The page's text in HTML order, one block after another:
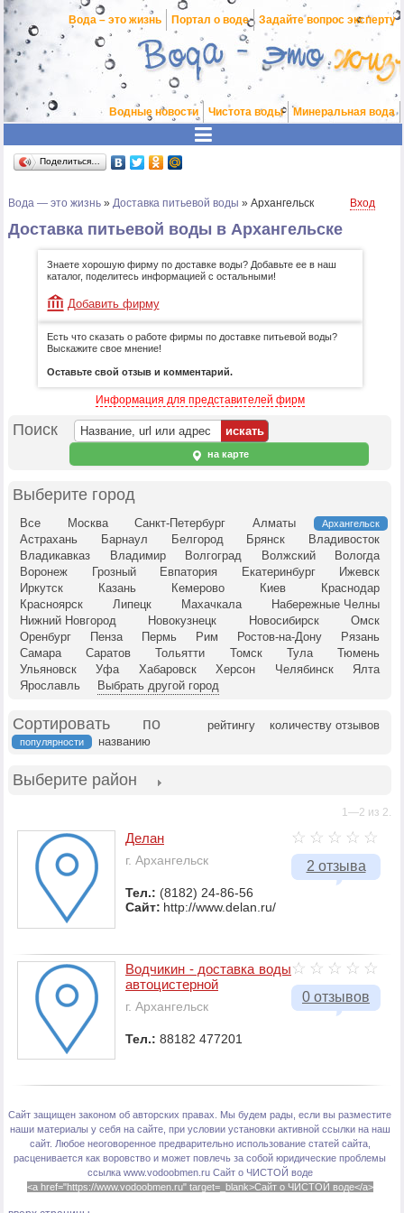
Вода – это жизнь Портал о воде Задайте вопрос эксперту
Водные новости Чистота воды Минеральная вода
Поделиться…
Вода — это жизнь » Доставка питьевой воды » Архангельск Вход
Доставка питьевой воды в Архангельске
Знаете хорошую фирму по доставке воды? Добавьте ее в наш
каталог, поделитесь информацией с остальными!
Добавить фирму
Есть что сказать о работе фирмы по доставке питьевой воды?
Выскажите свое мнение!
Оставьте свой отзыв и комментарий.
Информация для представителей фирм
Поиск
на карте
Выберите город
Все Москва Санкт-Петербург Алматы Архангельск
Астрахань Барнаул Белгород Брянск
Владивосток
Владикавказ
Владимир Волгоград Волжский
Вологда
Воронеж
Грозный Евпатория Екатеринбург
Ижевск
Иркутск
Казань Кемерово Киев
Краснодар
Красноярск
Липецк Махачкала
Набережные Челны
Нижний Новгород
Новокузнецк Новосибирск
Омск
Оренбург
Пенза Пермь Рим Ростов-на-Дону
Рязань
Самара
Саратов Тольятти Томск Тула
Тюмень
Ульяновск
Уфа Хабаровск Херсон Челябинск
Ялта
Ярославль
Выбрать другой город
Сортировать по рейтингу количеству отзывов
популярности названию
Выберите район
1—2 из 2.
2 отзыва
Делан
г. Архангельск
Тел.: (8182) 24-86-56
Сайт: http://www.delan.ru/
0 отзывов
Водчикин - доставка воды
автоцистерной
г. Архангельск
Тел.: 88182 477201
Сайт защищен законом об авторских правах. Мы будем рады, если вы разместите
наши материалы у себя на сайте, при условии установки активной ссылки на наш
сайт. Любое неоговоренное предварительно использование статей сайта,
расценивается как воровство и может повлечь за собой юридические проблемы
ссылка www.vodoobmen.ru Сайт о ЧИСТОЙ воде
<a href="https://www.vodoobmen.ru" target=_blank>Сайт о ЧИСТОЙ воде</a>